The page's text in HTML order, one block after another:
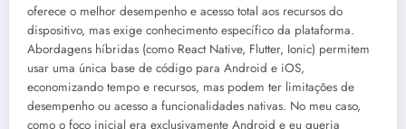
oferece o melhor desempenho e acesso total aos recursos do
dispositivo, mas exige conhecimento específico da plataforma.
Abordagens híbridas (como React Native, Flutter, Ionic) permitem
usar uma única base de código para Android e iOS,
economizando tempo e recursos, mas podem ter limitações de
desempenho ou acesso a funcionalidades nativas. No meu caso,
como o foco inicial era exclusivamente Android e eu queria